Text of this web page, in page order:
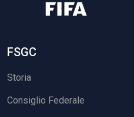
FSGC
Storia
Consiglio Federale